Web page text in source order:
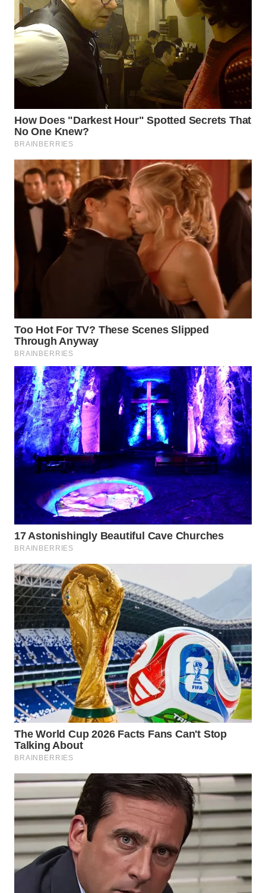
WN
PRIANGAN
TIMUR
WN
SEMARANG
WN
SOLO
WN
BOROBUDUR
WN
MADURA
WN
SURABAYA
WN
BINTAN
WN
MANDALIKA
WN
LIKUPANG
WN
LABUANBAJO
WN
BORNEO
Media
Group
WAHANA
NEWS
WAHANA
TANI
WAHANA
ADVOKAT
WAHANA
INFRASTRUKTUR
WAHANA
KONSUMEN
WAHANA
LISTRIK
WAHANA
TRAVEL